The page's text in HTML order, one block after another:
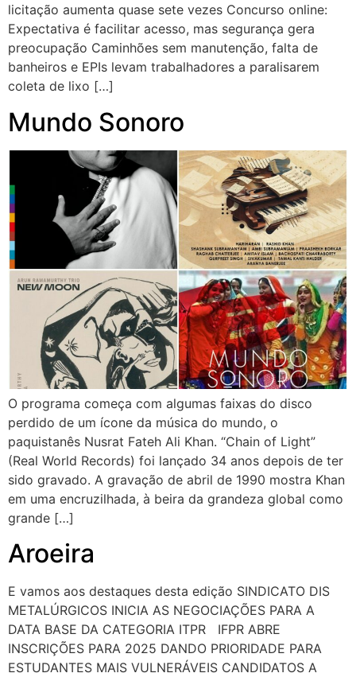
licitação aumenta quase sete vezes Concurso online:
Expectativa é facilitar acesso, mas segurança gera
preocupação Caminhões sem manutenção, falta de
banheiros e EPIs levam trabalhadores a paralisarem
coleta de lixo […]
Mundo Sonoro
O programa começa com algumas faixas do disco
perdido de um ícone da música do mundo, o
paquistanês Nusrat Fateh Ali Khan. “Chain of Light”
(Real World Records) foi lançado 34 anos depois de ter
sido gravado. A gravação de abril de 1990 mostra Khan
em uma encruzilhada, à beira da grandeza global como
grande […]
Aroeira
E vamos aos destaques desta edição SINDICATO DIS
METALÚRGICOS INICIA AS NEGOCIAÇÕES PARA A
DATA BASE DA CATEGORIA ITPR IFPR ABRE
INSCRIÇÕES PARA 2025 DANDO PRIORIDADE PARA
ESTUDANTES MAIS VULNERÁVEIS CANDIDATOS A